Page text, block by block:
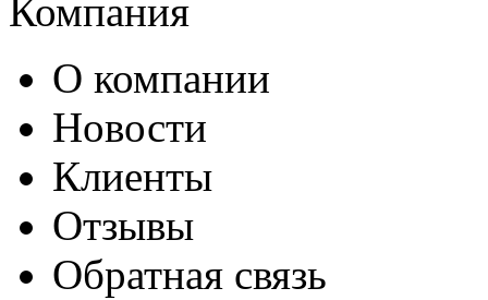
Компания
О компании
Новости
Клиенты
Отзывы
Обратная связь